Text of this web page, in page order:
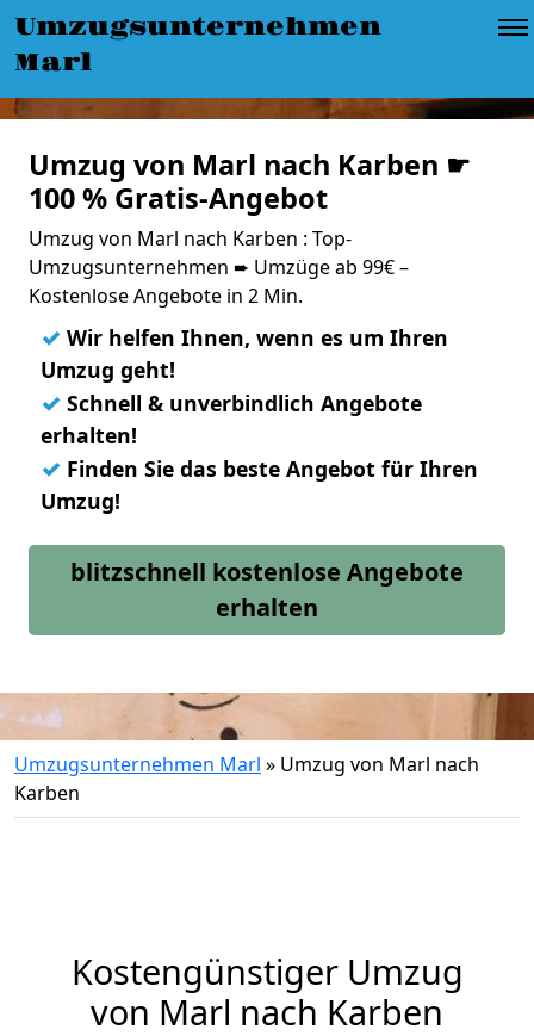
Umzugsunternehmen
Marl
Umzug von Marl nach Karben ☛
100 % Gratis-Angebot
Umzug von Marl nach Karben : Top-
Umzugsunternehmen ➨ Umzüge ab 99€ –
Kostenlose Angebote in 2 Min.
✓ Wir helfen Ihnen, wenn es um Ihren
Umzug geht!
✓ Schnell & unverbindlich Angebote
erhalten!
✓ Finden Sie das beste Angebot für Ihren
Umzug!
blitzschnell kostenlose Angebote
erhalten
Umzugsunternehmen Marl » Umzug von Marl nach
Karben
Kostengünstiger Umzug
von Marl nach Karben